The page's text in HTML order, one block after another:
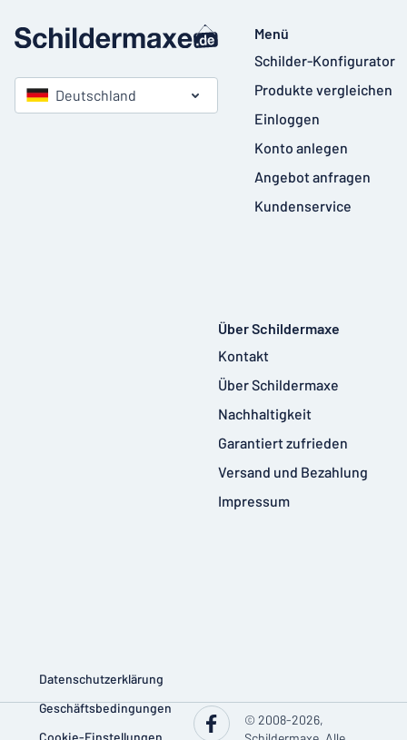
Deutschland
Menü
Schilder-Konfigurator
Produkte vergleichen
Einloggen
Konto anlegen
Angebot anfragen
Kundenservice
Über Schildermaxe
Kontakt
Über Schildermaxe
Nachhaltigkeit
Garantiert zufrieden
Versand und Bezahlung
Impressum
Datenschutzerklärung
Geschäftsbedingungen
Cookie-Einstellungen
© 2008-2026,